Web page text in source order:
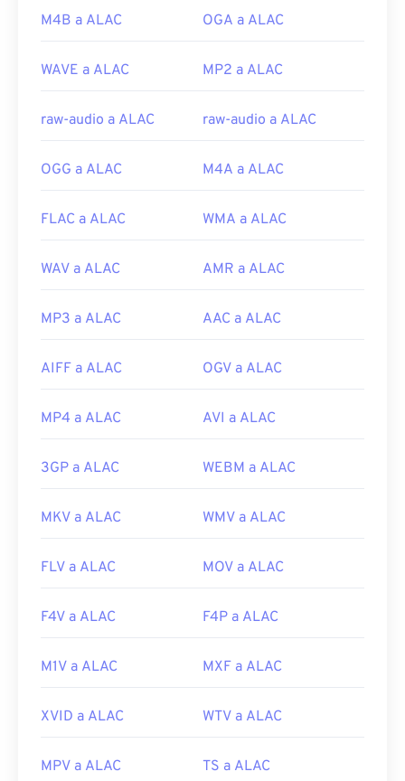
funciona, pruebe con
VLC Media Player
Desarrollado por:
Motion Picture Experts Group
Lanzamiento inicial:
1988
https://en.wikipedia.org/wiki/
M4B a ALAC OGA a ALAC
WAVE a ALAC MP2 a ALAC
raw-audio a ALAC raw-audio a ALAC
OGG a ALAC M4A a ALAC
FLAC a ALAC WMA a ALAC
WAV a ALAC AMR a ALAC
MP3 a ALAC AAC a ALAC
AIFF a ALAC OGV a ALAC
MP4 a ALAC AVI a ALAC
3GP a ALAC WEBM a ALAC
MKV a ALAC WMV a ALAC
FLV a ALAC MOV a ALAC
F4V a ALAC F4P a ALAC
M1V a ALAC MXF a ALAC
XVID a ALAC WTV a ALAC
MPV a ALAC TS a ALAC